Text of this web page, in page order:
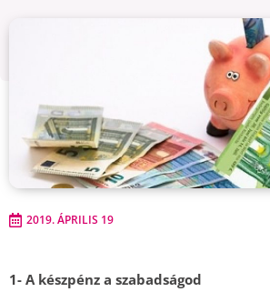
2019. ÁPRILIS 19
1- A készpénz a szabadságod